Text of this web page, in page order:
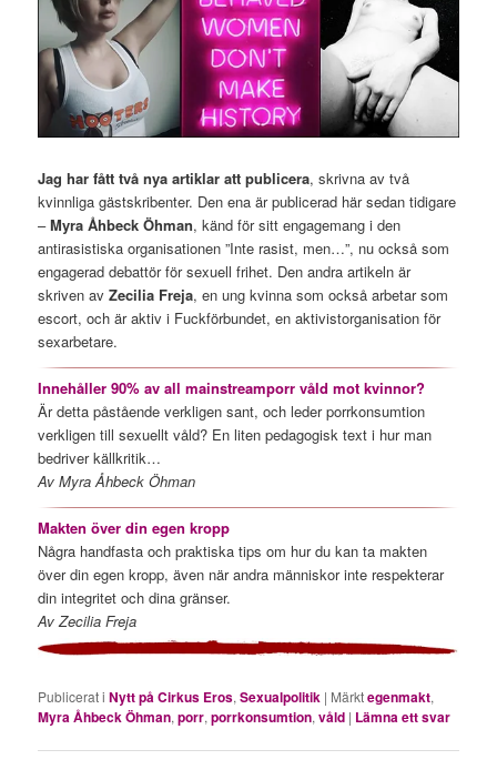
Jag har fått två nya artiklar att publicera, skrivna av två
kvinnliga gästskribenter. Den ena är publicerad här sedan tidigare
–Myra Åhbeck Öhman, känd för sitt engagemang i den
antirasistiska organisationen ”Inte rasist, men…”, nu också som
engagerad debattör för sexuell frihet. Den andra artikeln är
skriven avZecilia Freja, en ung kvinna som också arbetar som
escort, och är aktiv i Fuckförbundet, en aktivistorganisation för
sexarbetare.
Innehåller 90% av all mainstreamporr våld mot kvinnor?
Är detta påstående verkligen sant, och leder porrkonsumtion
verkligen till sexuellt våld? En liten pedagogisk text i hur man
bedriver källkritik…
Av Myra Åhbeck Öhman
Makten över din egen kropp
Några handfasta och praktiska tips om hur du kan ta makten
över din egen kropp, även när andra människor inte respekterar
din integritet och dina gränser.
Av Zecilia Freja
Publicerat i Nytt på Cirkus Eros,Sexualpolitik | Märktegenmakt,
Myra Åhbeck Öhman,porr,porrkonsumtion,våld | Lämna ett svar